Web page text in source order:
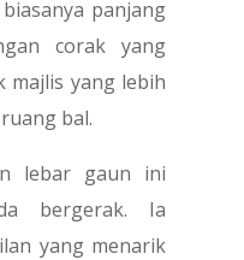
panjang
corak yang
majlis yang lebih
bal.
lebar gaun ini
bergerak. Ia
yang menarik